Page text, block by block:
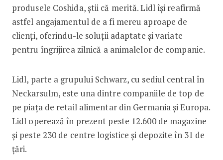
produsele Coshida, știi că merită. Lidl își reafirmă
astfel angajamentul de a fi mereu aproape de
clienți, oferindu-le soluții adaptate și variate
pentru îngrijirea zilnică a animalelor de companie.
Lidl, parte a grupului Schwarz, cu sediul central în
Neckarsulm, este una dintre companiile de top de
pe piața de retail alimentar din Germania și Europa.
Lidl operează în prezent peste 12.600 de magazine
și peste 230 de centre logistice și depozite în 31 de
țări.